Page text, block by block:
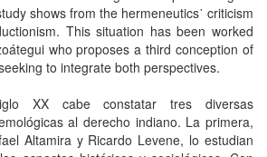
shows from the hermeneutics᾿ criticism
This situation has been worked
who proposes a third conception of
to integrate both perspectives.
XX cabe constatar tres diversas
al derecho indiano. La primera,
Altamira y Ricardo Levene, lo estudian